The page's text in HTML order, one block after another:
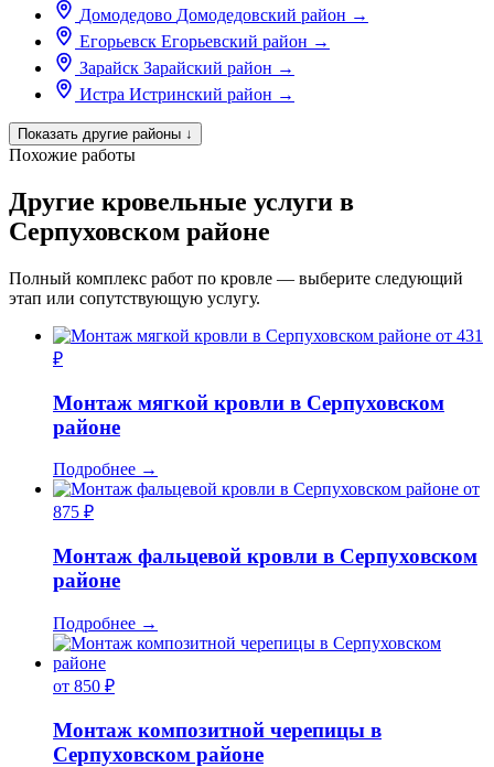
Домодедово Домодедовский район →
Егорьевск Егорьевский район →
Зарайск Зарайский район →
Истра Истринский район →
Показать другие районы ↓
Похожие работы
Другие кровельные услуги в
Серпуховском районе
Полный комплекс работ по кровле — выберите следующий
этап или сопутствующую услугу.
от 431
₽
Монтаж мягкой кровли в Серпуховском
районе
Подробнее →
от
875 ₽
Монтаж фальцевой кровли в Серпуховском
районе
Подробнее →
от 850 ₽
Монтаж композитной черепицы в
Серпуховском районе